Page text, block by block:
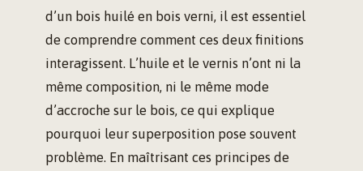
d’un bois huilé en bois verni, il est essentiel
de comprendre comment ces deux finitions
interagissent. L’huile et le vernis n’ont ni la
même composition, ni le même mode
d’accroche sur le bois, ce qui explique
pourquoi leur superposition pose souvent
problème. En maîtrisant ces principes de